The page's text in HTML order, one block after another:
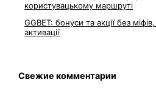
користувацькому маршруті
GGBET: бонуси та акції без
активації
Свежие комментарии